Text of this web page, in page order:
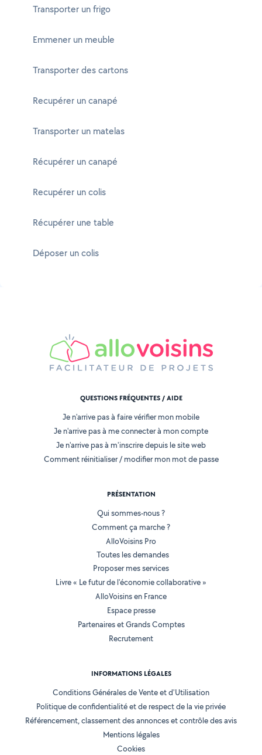
Transporter un frigo
Emmener un meuble
Transporter des cartons
Recupérer un canapé
Transporter un matelas
Récupérer un canapé
Recupérer un colis
Récupérer une table
Déposer un colis
QUESTIONS FRÉQUENTES / AIDE
Je n'arrive pas à faire vérifier mon mobile
Je n'arrive pas à me connecter à mon compte
Je n'arrive pas à m'inscrire depuis le site web
Comment réinitialiser / modifier mon mot de passe
PRÉSENTATION
Qui sommes-nous ?
Comment ça marche ?
AlloVoisins Pro
Toutes les demandes
Proposer mes services
Livre « Le futur de l'économie collaborative »
AlloVoisins en France
Espace presse
Partenaires et Grands Comptes
Recrutement
INFORMATIONS LÉGALES
Conditions Générales de Vente et d'Utilisation
Politique de confidentialité et de respect de la vie privée
Référencement, classement des annonces et contrôle des avis
Mentions légales
Cookies